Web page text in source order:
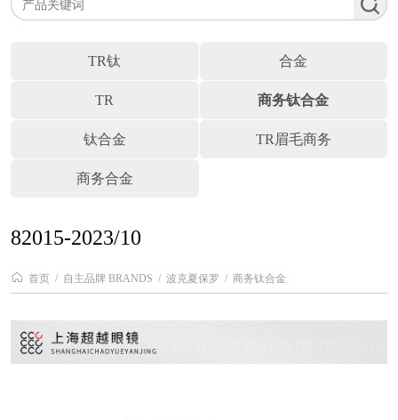
响
我
82015-2023/10
首页 自主品牌 BRANDS 波克夏保罗 商务钛合金
TR钛 合金
TR 商务钛合金
钛合金 TR眉毛商务
商务合金